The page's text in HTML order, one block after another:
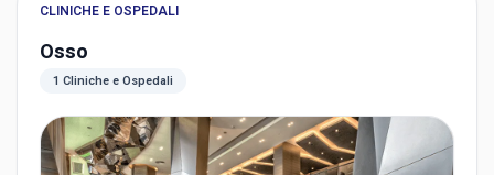
CLINICHE E OSPEDALI
Osso
1 Cliniche e Ospedali